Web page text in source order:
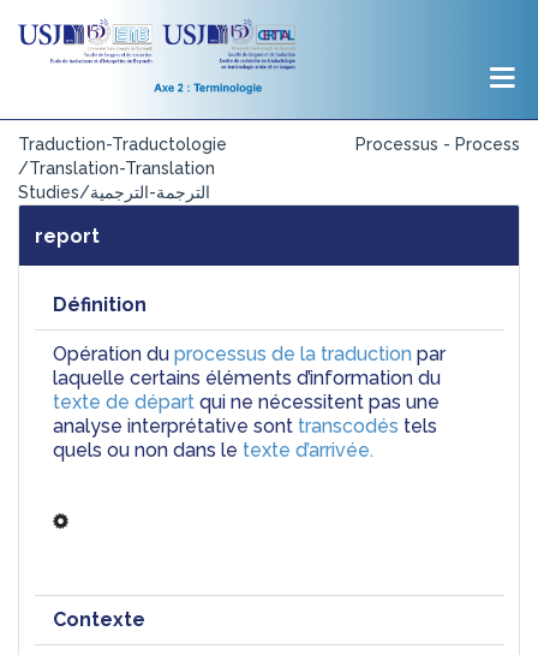
Traduction-Traductologie
/Translation-Translation
Studies/الترجمة-الترجمية
Processus - Process
report
Définition
Opération du processus de la traduction par
laquelle certains éléments d’information du
texte de départ qui ne nécessitent pas une
analyse interprétative sont transcodés tels
quels ou non dans le texte d’arrivée.
Contexte